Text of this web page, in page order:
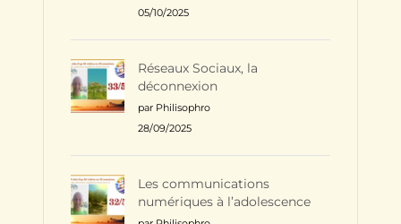
05/10/2025
Réseaux Sociaux, la
déconnexion
par Philisophro
28/09/2025
Les communications
numériques à l’adolescence